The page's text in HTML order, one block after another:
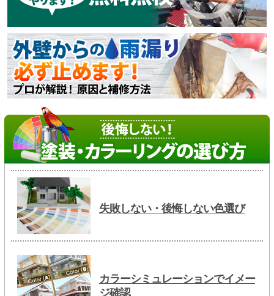
失敗しない・後悔しない色選び
カラーシミュレーションでイメー
ジ確認